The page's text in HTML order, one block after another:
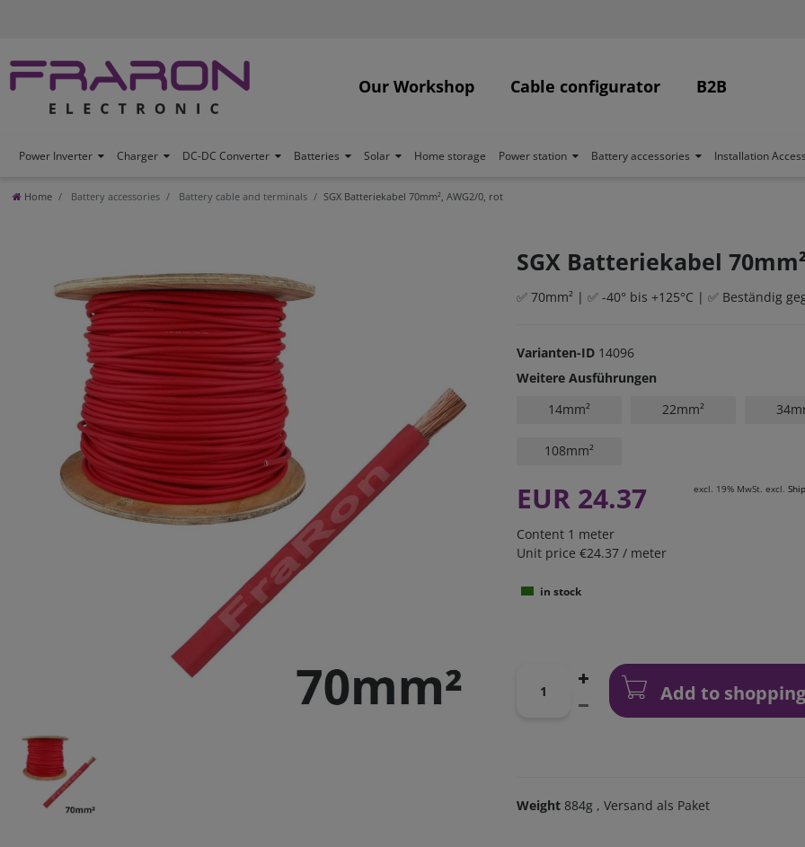
Our Workshop Cable configurator B2B
Power Inverter Charger DC-DC Converter Batteries Solar Home storage Power station Battery accessories Installation
Home Battery accessories Battery cable and terminals SGX Batteriekabel 70mm², AWG2/0, rot
SGX Batteriekabel
✅ 70mm² | ✅ -40° bis +125°C | ✅ Beständig
Varianten-ID 14096
Weitere Ausführungen
14mm²
22mm²
108mm²
EUR 24.37
Content 1 meter
Unit price €24.37 / meter
excl. 19% MwSt. excl.
in stock
Add to
Weight 884g , Versand als Paket